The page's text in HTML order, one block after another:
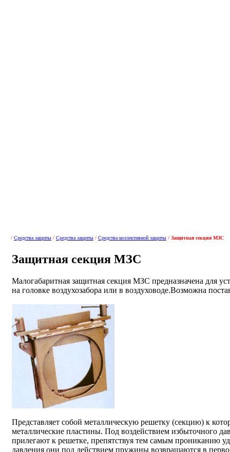
/ Средства защиты / Средства защиты / Средства коллективной защиты / Защитная секция МЗС
Защитная секция МЗС
Малогабаритная защитная секция МЗС предназначена для
на головке воздухозабора или в воздуховоде.Возможна
Представляет собой металлическую решетку (секцию) к
металлические пластины. Под воздействием избыточного
прилегают к решетке, препятствуя тем самым прониканию
давления они под действием пружины возвращаются в